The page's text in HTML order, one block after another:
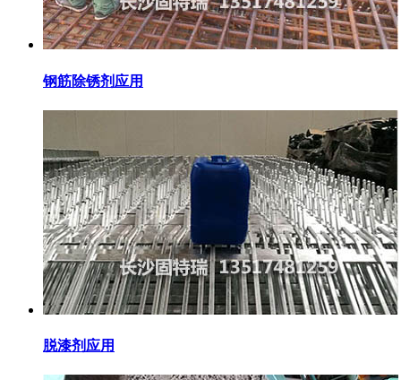
钢筋除锈剂应用
脱漆剂应用